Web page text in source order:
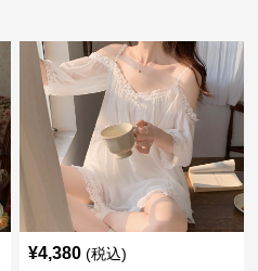
¥4,380 (税込)